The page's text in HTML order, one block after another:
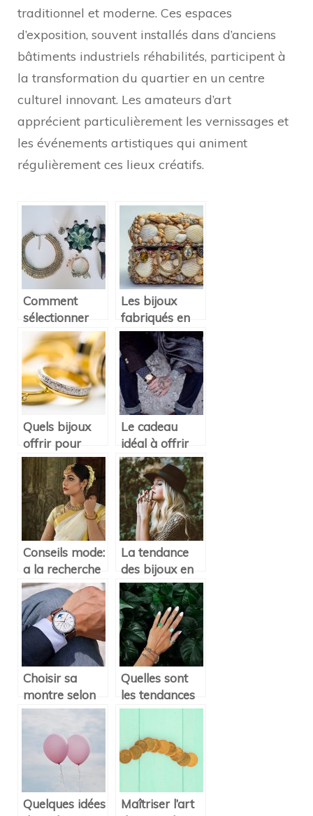
traditionnel et moderne. Ces espaces
d’exposition, souvent installés dans d’anciens
bâtiments industriels réhabilités, participent à
la transformation du quartier en un centre
culturel innovant. Les amateurs d’art
apprécient particulièrement les vernissages et
les événements artistiques qui animent
régulièrement ces lieux créatifs.
Comment
sélectionner
vos bijoux :
Les bijoux
fabriqués en
pierre
naturelle
Quels bijoux
offrir pour
quelles
occasions ?
Le cadeau
idéal à offrir
pour un
homme.
Conseils mode:
a la recherche
des
accessoires
idéaux pour
parfaire votre
tenue
La tendance
des bijoux en
liège
Choisir sa
montre selon
des principes
de bases
Quelles sont
les tendances
bijoux pour
Quelques idées
Maîtriser l’art